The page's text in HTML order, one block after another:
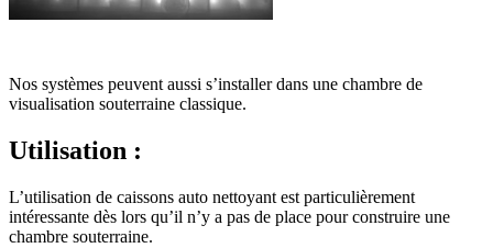
Nos systèmes peuvent aussi s’installer dans une chambre de
visualisation souterraine classique.
Utilisation :
L’utilisation de caissons auto nettoyant est particulièrement
intéressante dès lors qu’il n’y a pas de place pour construire une
chambre souterraine.